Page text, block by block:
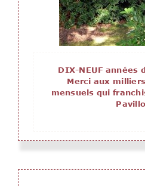
DIX-NEUF années
Merci aux
mensuels qui